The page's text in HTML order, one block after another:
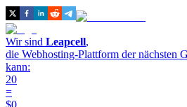
Wir sind Leapcell,
die Webhosting-Plattform der nächsten
kann:
20
=
$0